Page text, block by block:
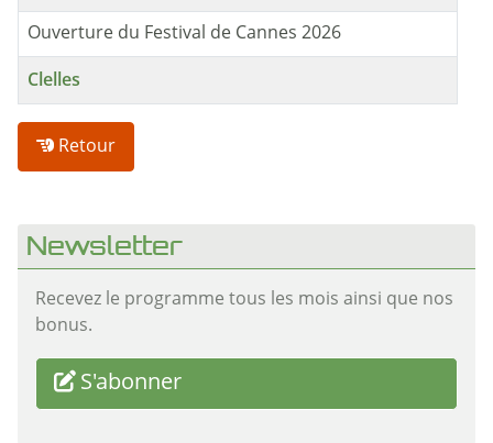
Ouverture du Festival de Cannes 2026
Clelles
Retour
Newsletter
Recevez le programme tous les mois ainsi que nos
bonus.
S'abonner